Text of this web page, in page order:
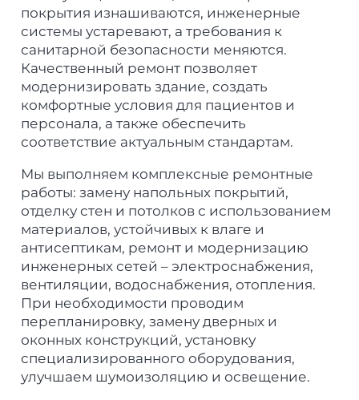
покрытия изнашиваются, инженерные
системы устаревают, а требования к
санитарной безопасности меняются.
Качественный ремонт позволяет
модернизировать здание, создать
комфортные условия для пациентов и
персонала, а также обеспечить
соответствие актуальным стандартам.
Мы выполняем комплексные ремонтные
работы: замену напольных покрытий,
отделку стен и потолков с использованием
материалов, устойчивых к влаге и
антисептикам, ремонт и модернизацию
инженерных сетей – электроснабжения,
вентиляции, водоснабжения, отопления.
При необходимости проводим
перепланировку, замену дверных и
оконных конструкций, установку
специализированного оборудования,
улучшаем шумоизоляцию и освещение.